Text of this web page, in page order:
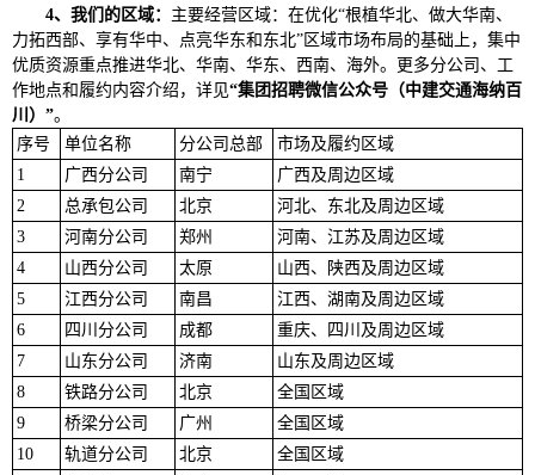
4、我们的区域： 主要经营区域：在优化“根植华北、做大华南、
力拓西部、享有华中、点亮华东和东北”区域市场布局的基础上，集中
优质资源重点推进华北、华南、华东、西南、海外。更多分公司、工
作地点和履约内容介绍，详见“集团招聘微信公众号（中建交通海纳百
川）”。
序号
单位名称 分公司总部
市场及履约区域
1
广西分公司 南宁
广西及周边区域
2
总承包公司 北京
河北、东北及周边区域
3
河南分公司 郑州
河南、江苏及周边区域
4
山西分公司 太原
山西、陕西及周边区域
5
江西分公司 南昌
江西、湖南及周边区域
6
四川分公司 成都
重庆、四川及周边区域
7
山东分公司 济南
山东及周边区域
8
铁路分公司 北京
全国区域
9
桥梁分公司 广州
全国区域
10
轨道分公司 北京
全国区域